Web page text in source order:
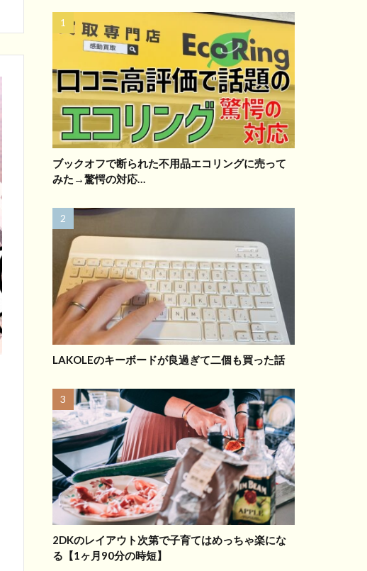
ブックオフで断られた不用品エコリングに売って
みた→驚愕の対応…
LAKOLEのキーボードが良過ぎて二個も買った話
2DKのレイアウト次第で子育てはめっちゃ楽にな
る【1ヶ月90分の時短】